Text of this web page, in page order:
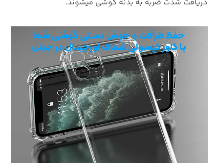
دریافت شدت ضربه به بدنه گوشی میشوند.